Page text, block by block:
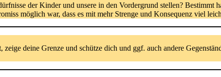
der Kinder und unsere in den Vordergrund stellen? Bestimmt
möglich war, dass es mit mehr Strenge und Konsequenz viel
deine Grenze und schütze dich und ggf. auch andere